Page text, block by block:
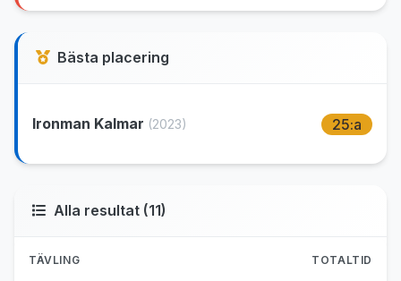
Bästa placering
Ironman Kalmar (2023) 25:a
Alla resultat (11)
TÄVLING TOTALTID